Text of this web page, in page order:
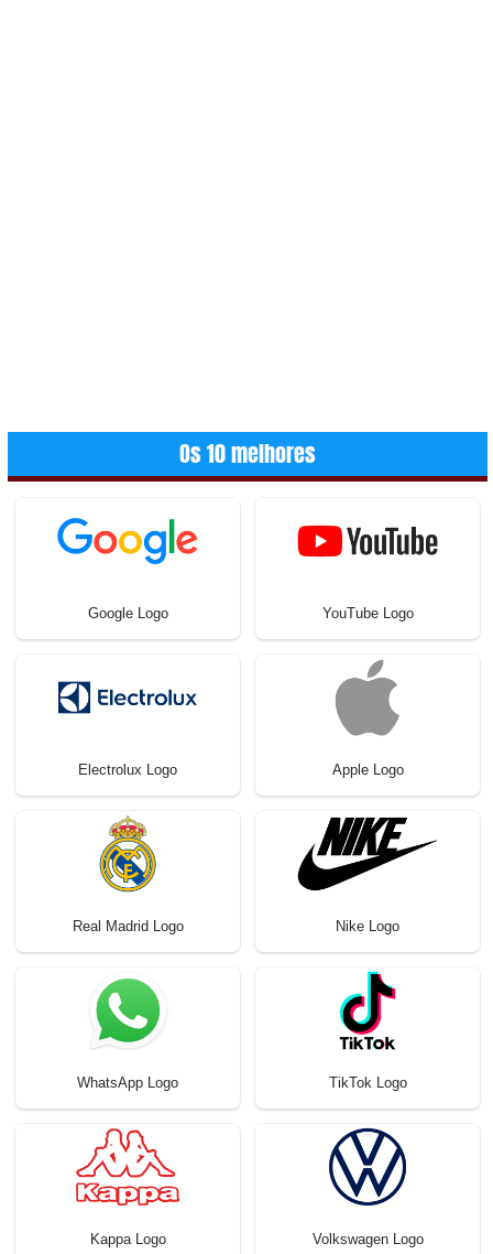
Os 10 melhores
Google Logo YouTube Logo
Electrolux Logo Apple Logo
Real Madrid Logo Nike Logo
WhatsApp Logo TikTok Logo
Kappa Logo Volkswagen Logo